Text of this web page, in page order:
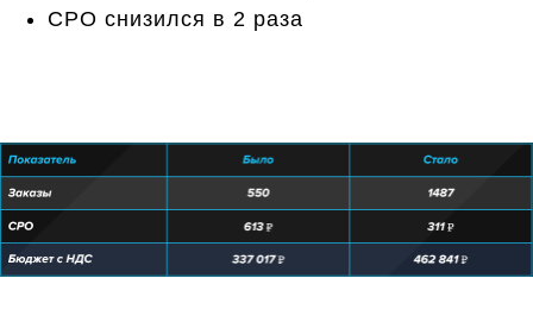
CPO снизился в 2 раза